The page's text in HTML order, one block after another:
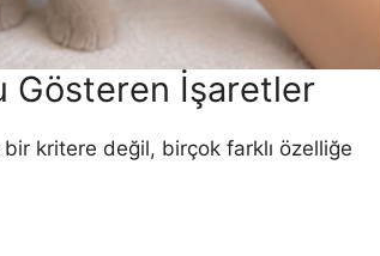
Gösteren İşaretler
kritere değil, birçok farklı özelliğe